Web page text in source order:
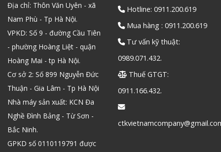
Địa chỉ: Thôn Văn Uyên - xã
Nam Phù - Tp Hà Nội.
VPKD: Số 9 - đường Cầu Tiên
- phường Hoàng Liệt - quận
Hoàng Mai - tp Hà Nội.
Cơ sở 2: Số 899 Nguyễn Đức
Thuận - Gia Lâm - Tp Hà Nội
Nhà máy sản xuất: KCN Đa
Nghề Đình Bảng - Từ Sơn -
Bắc Ninh.
GPKD số 0110119791 được
Hotline: 0911.200.619
Mua hàng : 0911.200.619
Tư vấn kỹ thuật:
0989.071.432.
Thuế GTGT:
0911.166.432.